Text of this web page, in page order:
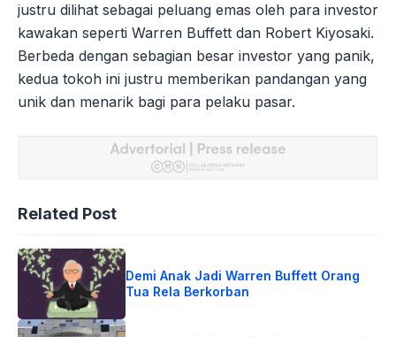
justru dilihat sebagai peluang emas oleh para investor
kawakan seperti Warren Buffett dan Robert Kiyosaki.
Berbeda dengan sebagian besar investor yang panik,
kedua tokoh ini justru memberikan pandangan yang
unik dan menarik bagi para pelaku pasar.
Related Post
Demi Anak Jadi Warren Buffett Orang
Tua Rela Berkorban